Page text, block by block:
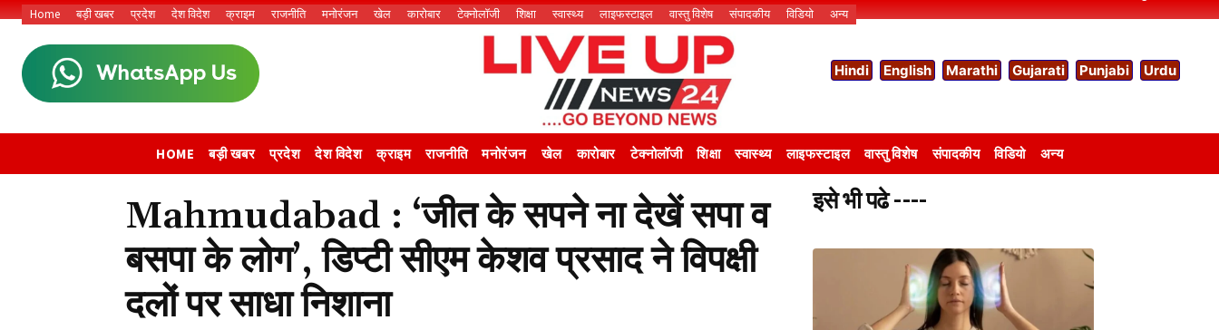
Home बड़ी खबर प्रदेश देश विदेश क्राइम राजनीति मनोरंजन खेल कारोबार टेक्नोलॉजी शिक्षा स्वास्थ्य लाइफस्टाइल वास्तु विशेष संपादकीय विडियो अन्य
Hindi English Marathi Gujarati Punjabi Urdu
HOME बड़ी खबर प्रदेश देश विदेश क्राइम राजनीति मनोरंजन खेल कारोबार टेक्नोलॉजी शिक्षा स्वास्थ्य लाइफस्टाइल वास्तु विशेष संपादकीय विडियो अन्य
Mahmudabad : ‘जीत के सपने ना देखें सपा व
बसपा के लोग’, डिप्टी सीएम केशव प्रसाद ने विपक्षी
दलों पर साधा निशाना
इसे भी पढे ----